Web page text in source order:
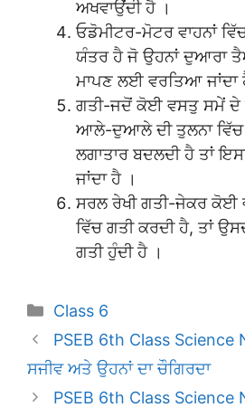
ਅਖਵਾਉਂਦੀ ਹੈ ।
ਓਡੋਮੀਟਰ-ਮੋਟਰ ਵਾਹਨਾਂ
ਯੰਤਰ ਹੈ ਜੋ ਉਹਨਾਂ ਦੁਆਰਾ
ਮਾਪਣ ਲਈ ਵਰਤਿਆ ਜਾਂਦਾ
ਗਤੀ-ਜਦੋਂ ਕੋਈ ਵਸਤੁ ਸਮੇਂ ਦੇ
ਆਲੇ-ਦੁਆਲੇ ਦੀ ਤੁਲਨਾ ਵਿੱਚ
ਲਗਾਤਾਰ ਬਦਲਦੀ ਹੈ ਤਾਂ
ਜਾਂਦਾ ਹੈ ।
ਸਰਲ ਰੇਖੀ ਗਤੀ-ਜੇਕਰ ਕੋਈ
ਵਿੱਚ ਗਤੀ ਕਰਦੀ ਹੈ, ਤਾਂ
ਗਤੀ ਹੁੰਦੀ ਹੈ ।
Categories
Class 6
PSEB 6th Class Science
ਸਜੀਵ ਅਤੇ ਉਹਨਾਂ ਦਾ ਚੌਗਿਰਦਾ
PSEB 6th Class Science